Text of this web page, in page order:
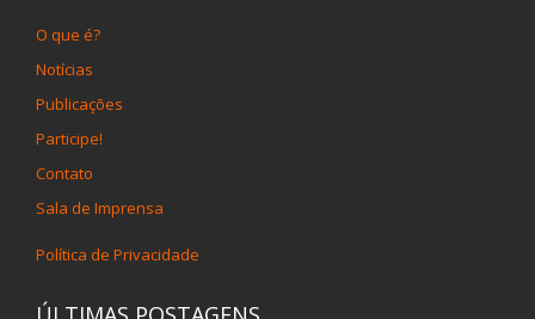
O que é?
Notícias
Publicações
Participe!
Contato
Sala de Imprensa
Política de Privacidade